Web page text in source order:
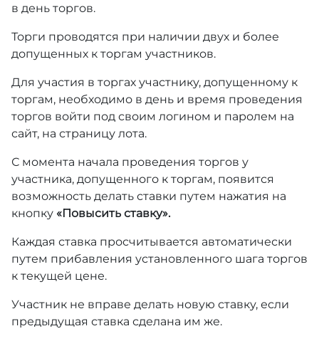
в день торгов.
Торги проводятся при наличии двух и более
допущенных к торгам участников.
Для участия в торгах участнику, допущенному к
торгам, необходимо в день и время проведения
торгов войти под своим логином и паролем на
сайт, на страницу лота.
С момента начала проведения торгов у
участника, допущенного к торгам, появится
возможность делать ставки путем нажатия на
кнопку «Повысить ставку».
Каждая ставка просчитывается автоматически
путем прибавления установленного шага торгов
к текущей цене.
Участник не вправе делать новую ставку, если
предыдущая ставка сделана им же.